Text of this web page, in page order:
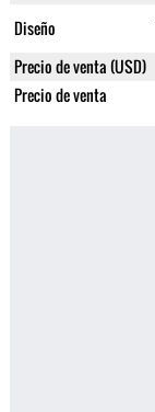
Diseño
Precio de venta (USD)
Precio de venta